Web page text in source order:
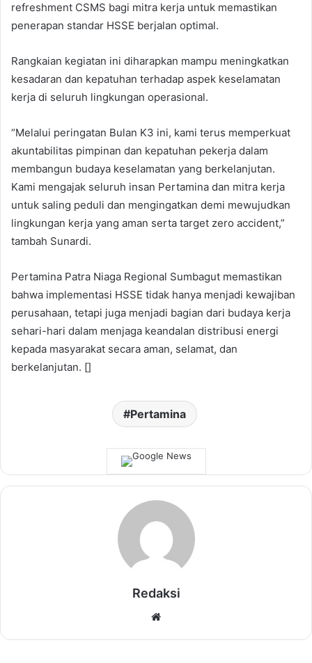
refreshment CSMS bagi mitra kerja untuk memastikan
penerapan standar HSSE berjalan optimal.
Rangkaian kegiatan ini diharapkan mampu meningkatkan
kesadaran dan kepatuhan terhadap aspek keselamatan
kerja di seluruh lingkungan operasional.
“Melalui peringatan Bulan K3 ini, kami terus memperkuat
akuntabilitas pimpinan dan kepatuhan pekerja dalam
membangun budaya keselamatan yang berkelanjutan.
Kami mengajak seluruh insan Pertamina dan mitra kerja
untuk saling peduli dan mengingatkan demi mewujudkan
lingkungan kerja yang aman serta target zero accident,”
tambah Sunardi.
Pertamina Patra Niaga Regional Sumbagut memastikan
bahwa implementasi HSSE tidak hanya menjadi kewajiban
perusahaan, tetapi juga menjadi bagian dari budaya kerja
sehari-hari dalam menjaga keandalan distribusi energi
kepada masyarakat secara aman, selamat, dan
berkelanjutan. []
Pertamina
Redaksi